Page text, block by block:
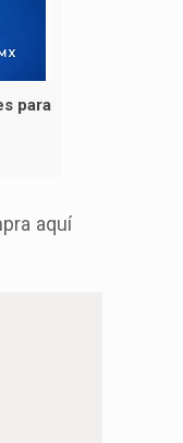
para
aquí